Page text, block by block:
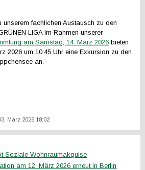
fachlichen Austausch zu den
LIGA im Rahmen unserer
am Samstag, 14. März 2026 bieten
2026 um 10:45 Uhr eine Exkursion zu den
an.
März 2026 18:02
Soziale Wohnraumakquise
am 12. März 2026 erneut in Berlin